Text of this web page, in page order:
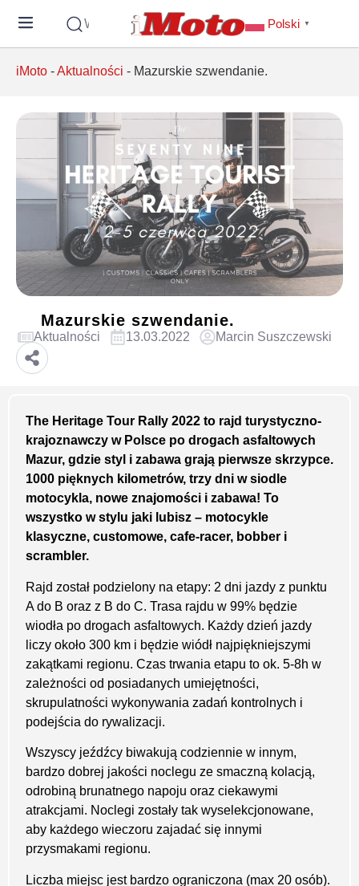
Wyszukaj Polski ▼
iMoto -Aktualności - Mazurskie szwendanie.
Mazurskie szwendanie.
Aktualności 13.03.2022 Marcin Suszczewski
The Heritage Tour Rally 2022 to rajd turystyczno-
krajoznawczy w Polsce po drogach asfaltowych
Mazur, gdzie styl i zabawa grają pierwsze skrzypce.
1000 pięknych kilometrów, trzy dni w siodle
motocykla, nowe znajomości i zabawa! To
wszystko w stylu jaki lubisz – motocykle
klasyczne, customowe, cafe-racer, bobber i
scrambler.
Rajd został podzielony na etapy: 2 dni jazdy z punktu
A do B oraz z B do C. Trasa rajdu w 99% będzie
wiodła po drogach asfaltowych. Każdy dzień jazdy
liczy około 300 km i będzie wiódł najpiękniejszymi
zakątkami regionu. Czas trwania etapu to ok. 5-8h w
zależności od posiadanych umiejętności,
skrupulatności wykonywania zadań kontrolnych i
podejścia do rywalizacji.
Wszyscy jeźdźcy biwakują codziennie w innym,
bardzo dobrej jakości noclegu ze smaczną kolacją,
odrobiną brunatnego napoju oraz ciekawymi
atrakcjami. Noclegi zostały tak wyselekcjonowane,
aby każdego wieczoru zajadać się innymi
przysmakami regionu.
Liczba miejsc jest bardzo ograniczona (max 20 osób).